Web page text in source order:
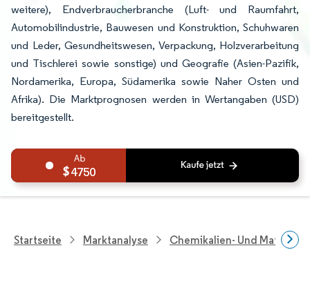
weitere), Endverbraucherbranche (Luft- und Raumfahrt,
Automobilindustrie, Bauwesen und Konstruktion, Schuhwaren
und Leder, Gesundheitswesen, Verpackung, Holzverarbeitung
und Tischlerei sowie sonstige) und Geografie (Asien-Pazifik,
Nordamerika, Europa, Südamerika sowie Naher Osten und
Afrika). Die Marktprognosen werden in Wertangaben (USD)
bereitgestellt.
4750
Startseite Marktanalyse Chemikalien- Und